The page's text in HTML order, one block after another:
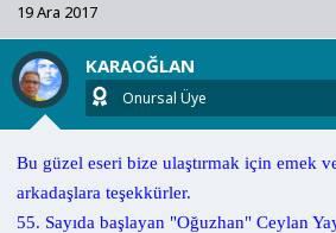
i
l
e
r
19 Ara 2017
KARAOĞLAN
Onursal Üye
Bu güzel eseri bize ulaştırmak için emek
arkadaşlara teşekkürler.
55. Sayıda başlayan "Oğuzhan" Ceylan